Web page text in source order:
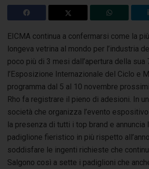
EICMA continua a confermarsi come la
longeva vetrina al mondo per l’industria
poco più di 3 mesi dall’apertura della sua
l’Esposizione Internazionale del Ciclo e
programma dal 5 al 10 novembre
Rho fa registrare il pieno di adesioni. In
società che organizza l’evento
la presenza di tutti i top brand e annuncia
padiglione fieristico in più rispetto
soddisfare le ingenti richieste che
Salgono così a sette i padiglioni che